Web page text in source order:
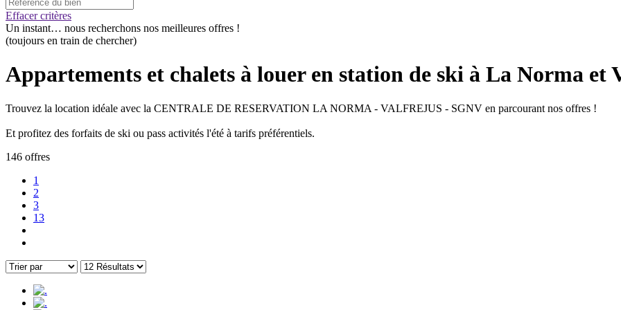
Effacer critères
Un instant… nous recherchons nos meilleures offres !
(toujours en train de chercher)
Appartements et chalets à louer en station de ski à La Norma et
Trouvez la location idéale avec la CENTRALE DE RESERVATION LA NORMA - VALFREJUS - SGNV en parcourant nos offres !
Et profitez des forfaits de ski ou pass activités l'été à tarifs préférentiels.
146 offres
1
2
3
13